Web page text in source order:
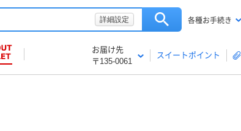
詳細設定 各種お手続き
お届け先
〒135-0061
スイートポイント